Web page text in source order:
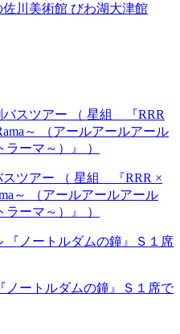
川美術館 びわ湖大津館
スツアー （ 星組 『RRR ×
～ （アールアールアール
ーマ～）』 ）
ノートルダムの鐘』Ｓ１席で